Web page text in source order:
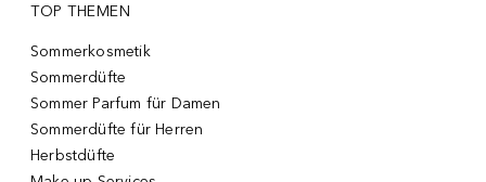
TOP THEMEN
Sommerkosmetik
Sommerdüfte
Sommer Parfum für Damen
Sommerdüfte für Herren
Herbstdüfte